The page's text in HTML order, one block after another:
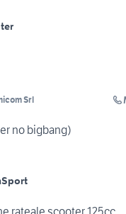
Srl
no bigbang)
Sport